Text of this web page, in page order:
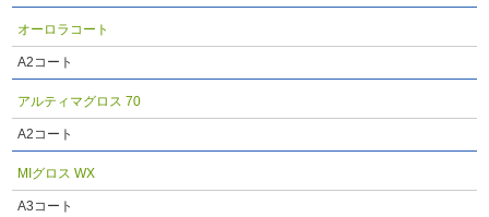
オーロラコート
A2コート
アルティマグロス 70
A2コート
MIグロス WX
A3コート